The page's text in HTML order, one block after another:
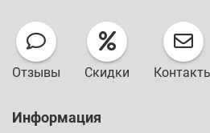
Отзывы Скидки
Информация